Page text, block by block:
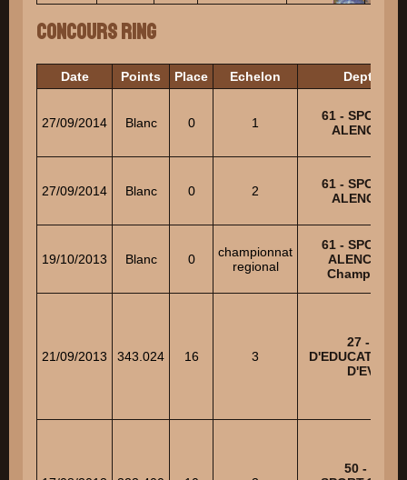
Concours Ring
Date Points Place Echelon Dept -
27/09/2014 Blanc 0 1
61 - SPORT
27/09/2014 Blanc 0 2
61 - SPORT
19/10/2013 Blanc 0
championnat
regional
61 - SPORT
Champ.
21/09/2013 343.024 16 3
27 -
D'EDUCATION
50 -